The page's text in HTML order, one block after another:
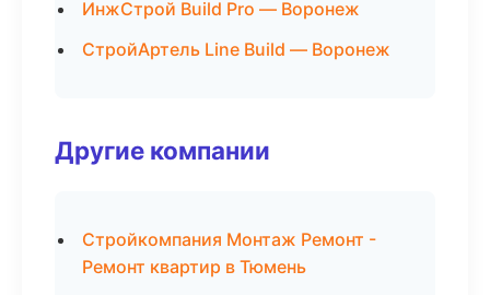
ИнжСтрой Build Pro — Воронеж
СтройАртель Line Build — Воронеж
Другие компании
Стройкомпания Монтаж Ремонт -
Ремонт квартир в Тюмень